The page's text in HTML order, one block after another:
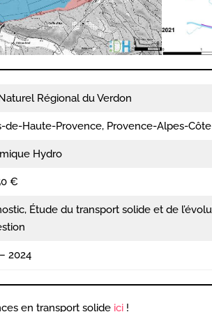
Régional du Verdon
de-Haute-Provence, Provence-Alpes-Côte
Hydro
€
Étude du transport solide et de
2024
en transport solide ici !